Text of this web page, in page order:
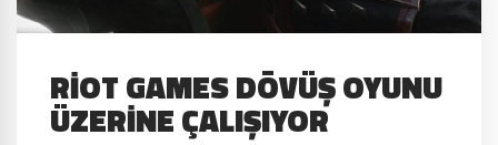
RIOT GAMES DÖVÜŞ OYUNU
ÜZERINE ÇALIŞIYOR